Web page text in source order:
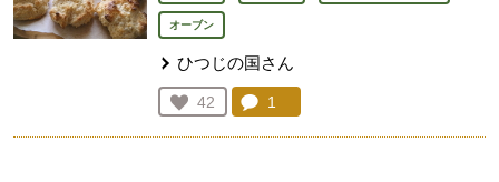
オーブン
ひつじの国さん
お気に入り登録：
42
人が登録
コメント：
1